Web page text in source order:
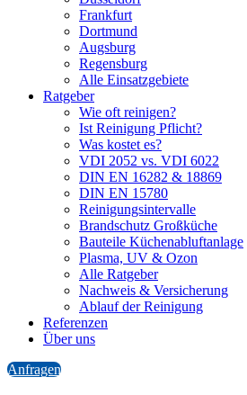
Frankfurt
Dortmund
Augsburg
Regensburg
Alle Einsatzgebiete
Ratgeber
Wie oft reinigen?
Ist Reinigung Pflicht?
Was kostet es?
VDI 2052 vs. VDI 6022
DIN EN 16282 & 18869
DIN EN 15780
Reinigungsintervalle
Brandschutz Großküche
Bauteile Küchenabluftanlage
Plasma, UV & Ozon
Alle Ratgeber
Nachweis & Versicherung
Ablauf der Reinigung
Referenzen
Über uns
Anfragen